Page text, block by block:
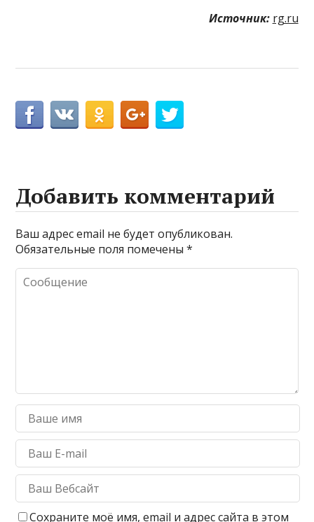
Источник: rg.ru
Добавить комментарий
Ваш адрес email не будет опубликован.
Обязательные поля помечены*
Сохраните моё имя, email и адрес сайта в этом